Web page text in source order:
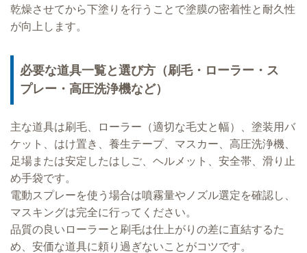
乾燥させてから下塗りを行うことで塗膜の密着性と耐久性
が向上します。
必要な道具一覧と選び方（刷毛・ローラー・ス
プレー・高圧洗浄機など）
主な道具は刷毛、ローラー（適切な毛丈と幅）、塗装用バ
ケット、はけ置き、養生テープ、マスカー、高圧洗浄機、
足場または安定したはしご、ヘルメット、安全帯、滑り止
め手袋です。
電動スプレーを使う場合は噴霧量やノズル選定を確認し、
マスキングは完全に行ってください。
品質の良いローラーと刷毛は仕上がりの差に直結するた
め、安価な道具に頼り過ぎないことがコツです。